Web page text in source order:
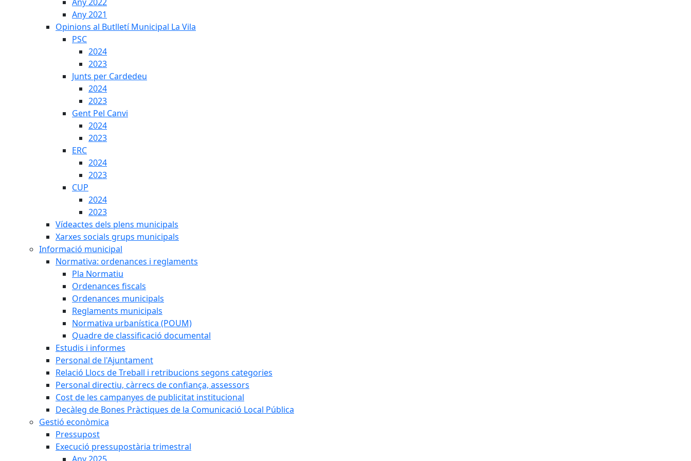
Any 2021
Opinions al Butlletí Municipal La Vila
PSC
2024
2023
Junts per Cardedeu
2024
2023
Gent Pel Canvi
2024
2023
ERC
2024
2023
CUP
2024
2023
Vídeactes dels plens municipals
Xarxes socials grups municipals
Informació municipal
Normativa: ordenances i reglaments
Pla Normatiu
Ordenances fiscals
Ordenances municipals
Reglaments municipals
Normativa urbanística (POUM)
Quadre de classificació documental
Estudis i informes
Personal de l'Ajuntament
Relació Llocs de Treball i retribucions segons categories
Personal directiu, càrrecs de confiança, assessors
Cost de les campanyes de publicitat institucional
Decàleg de Bones Pràctiques de la Comunicació Local Pública
Gestió econòmica
Pressupost
Execució pressupostària trimestral